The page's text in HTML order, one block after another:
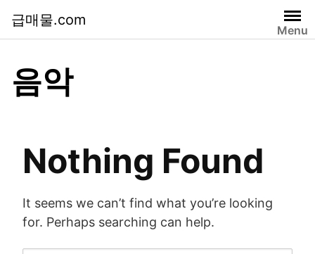
급매물.com
Menu
음악
Nothing Found
It seems we can’t find what you’re looking
for. Perhaps searching can help.